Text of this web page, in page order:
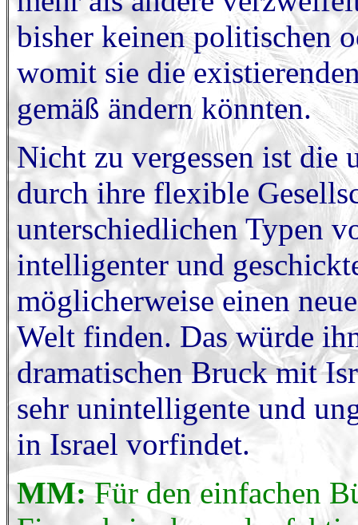
bisher keinen politischen
womit sie die
gemäß ändern könnten.
Nicht zu vergessen ist die
durch ihre flexible
unterschiedlichen Typen
intelligenter und
möglicherweise einen
Welt finden. Das würde
dramatischen Bruck mit
sehr unintelligente und
in Israel vorfindet.
MM:Für den einfachen